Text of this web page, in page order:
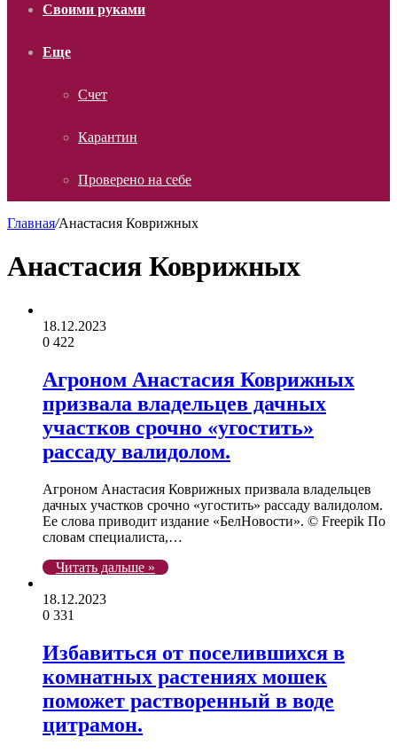
Своими руками
Еще
Счет
Карантин
Проверено на себе
Главная/Анастасия Коврижных
Анастасия Коврижных
18.12.2023
0 422
Агроном Анастасия Коврижных
призвала владельцев дачных
участков срочно «угостить»
рассаду валидолом.
Агроном Анастасия Коврижных призвала владельцев
дачных участков срочно «угостить» рассаду валидолом.
Ее слова приводит издание «БелНовости». © Freepik По
словам специалиста,…
Читать дальше »
18.12.2023
0 331
Избавиться от поселившихся в
комнатных растениях мошек
поможет растворенный в воде
цитрамон.